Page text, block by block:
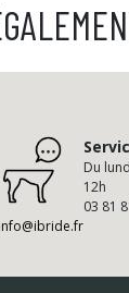
Du
12h
03 81
info@ibride.fr